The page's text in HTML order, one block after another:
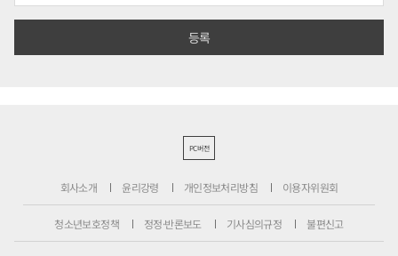
PC버전
회사소개 윤리강령 개인정보처리방침 이용자위원회
청소년보호정책 정정·반론보도 기사심의규정 불편신고